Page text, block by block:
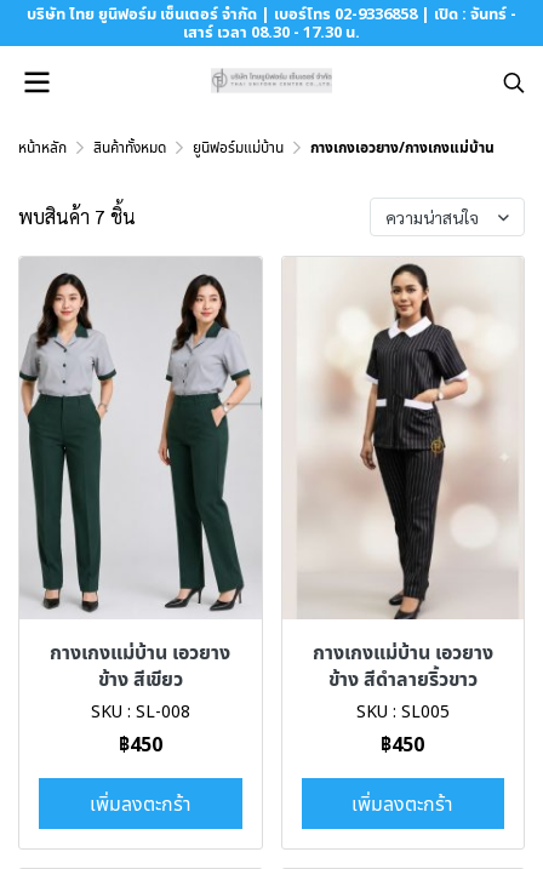
บริษัท ไทย ยูนิฟอร์ม เซ็นเตอร์ จำกัด | เบอร์โทร 02-9336858 | เปิด : จันทร์ -
เสาร์ เวลา 08.30 - 17.30 น.
หน้าหลัก สินค้าทั้งหมด ยูนิฟอร์มแม่บ้าน กางเกงเอวยาง/กางเกงแม่บ้าน
พบสินค้า 7 ชิ้น ความน่าสนใจ
กางเกงแม่บ้าน เอวยาง
ข้าง สีเขียว
SKU : SL-008
฿450
เพิ่มลงตะกร้า
กางเกงแม่บ้าน เอวยาง
ข้าง สีดำลายริ้วขาว
SKU : SL005
฿450
เพิ่มลงตะกร้า